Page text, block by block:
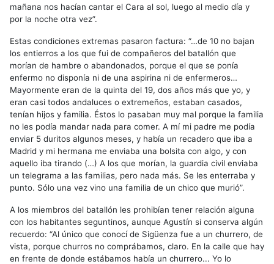
mañana nos hacían cantar el Cara al sol, luego al medio día y
por la noche otra vez”.
Estas condiciones extremas pasaron factura: “…de 10 no bajan
los entierros a los que fui de compañeros del batallón que
morían de hambre o abandonados, porque el que se ponía
enfermo no disponía ni de una aspirina ni de enfermeros…
Mayormente eran de la quinta del 19, dos años más que yo, y
eran casi todos andaluces o extremeños, estaban casados,
tenían hijos y familia. Éstos lo pasaban muy mal porque la familia
no les podía mandar nada para comer. A mí mi padre me podía
enviar 5 duritos algunos meses, y había un recadero que iba a
Madrid y mi hermana me enviaba una bolsita con algo, y con
aquello iba tirando (…) A los que morían, la guardia civil enviaba
un telegrama a las familias, pero nada más. Se les enterraba y
punto. Sólo una vez vino una familia de un chico que murió”.
A los miembros del batallón les prohibían tener relación alguna
con los habitantes seguntinos, aunque Agustín si conserva algún
recuerdo: “Al único que conocí de Sigüenza fue a un churrero, de
vista, porque churros no comprábamos, claro. En la calle que hay
en frente de donde estábamos había un churrero... Yo lo